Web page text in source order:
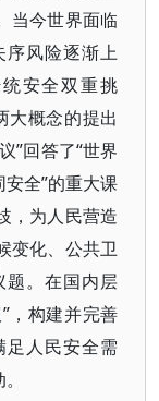
当今世界面临
序风险逐渐上
安全双重挑
大概念的提出
”回答了“世界
全”的重大课
，为人民营造
变化、公共卫
题。在国内层
，构建并完善
人民安全需